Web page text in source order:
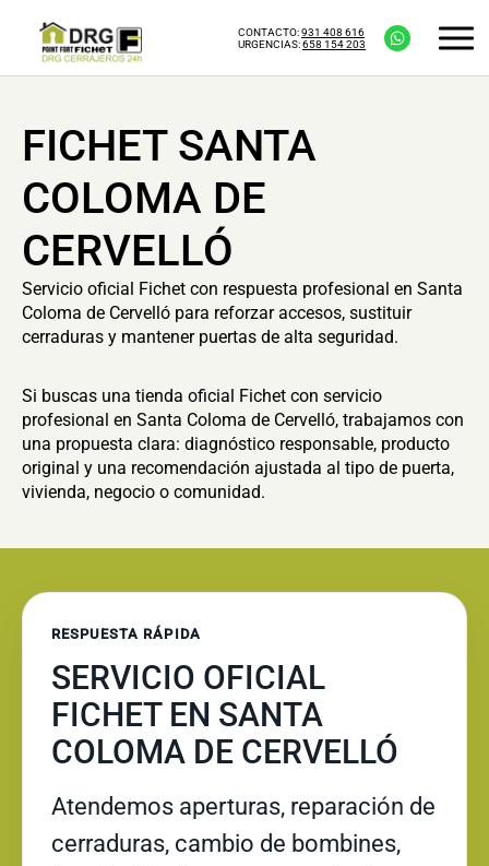
CONTACTO:931 408 616
URGENCIAS:658 154 203
FICHET SANTA
COLOMA DE
CERVELLÓ
Servicio oficial Fichet con respuesta profesional en Santa
Coloma de Cervelló para reforzar accesos, sustituir
cerraduras y mantener puertas de alta seguridad.
Si buscas una tienda oficial Fichet con servicio
profesional en Santa Coloma de Cervelló, trabajamos con
una propuesta clara: diagnóstico responsable, producto
original y una recomendación ajustada al tipo de puerta,
vivienda, negocio o comunidad.
RESPUESTA RÁPIDA
SERVICIO OFICIAL
FICHET EN SANTA
COLOMA DE CERVELLÓ
Atendemos aperturas, reparación de
cerraduras, cambio de bombines,